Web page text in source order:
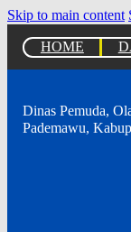
Skip to main content
HOME
Dinas Pemuda,
Pademawu,